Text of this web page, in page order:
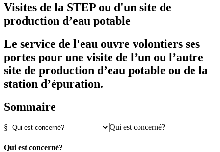
Visites de la STEP ou d'un site de
production d’eau potable
Le service de l'eau ouvre volontiers ses
portes pour une visite de l’un ou l’autre
site de production d’eau potable ou de la
station d’épuration.
Sommaire
§ Qui est concerné?
Qui est concerné?